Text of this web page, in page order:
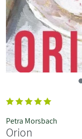
Petra Morsbach
Orion